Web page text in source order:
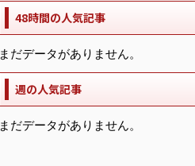
48時間の人気記事
まだデータがありません。
週の人気記事
まだデータがありません。